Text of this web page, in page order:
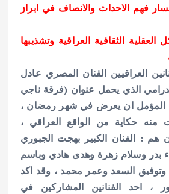
فهم الاحداث والانصاف في ابراز
الثقافية العراقية وتشذيبها
العراقيين الفنان المصري عادل
الذي يحمل عنوان (فرقة ناجي
المؤمل ان يعرض في شهر رمضان ،
منه حكاية من الواقع العراقي ،
هم : الفنان الكبير بهجت الجبوري
بدر وسلام زهرة وهدى هادي وباسم
السعد وعمر محمد ، وقد اكد
، احد الفنانين المشاركين في